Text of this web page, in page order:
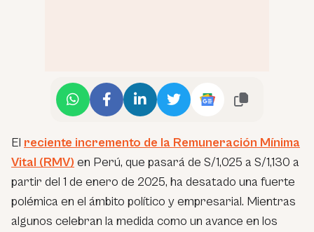
El reciente incremento de la Remuneración Mínima
Vital (RMV) en Perú, que pasará de S/1,025 a S/1,130 a
partir del 1 de enero de 2025, ha desatado una fuerte
polémica en el ámbito político y empresarial. Mientras
algunos celebran la medida como un avance en los